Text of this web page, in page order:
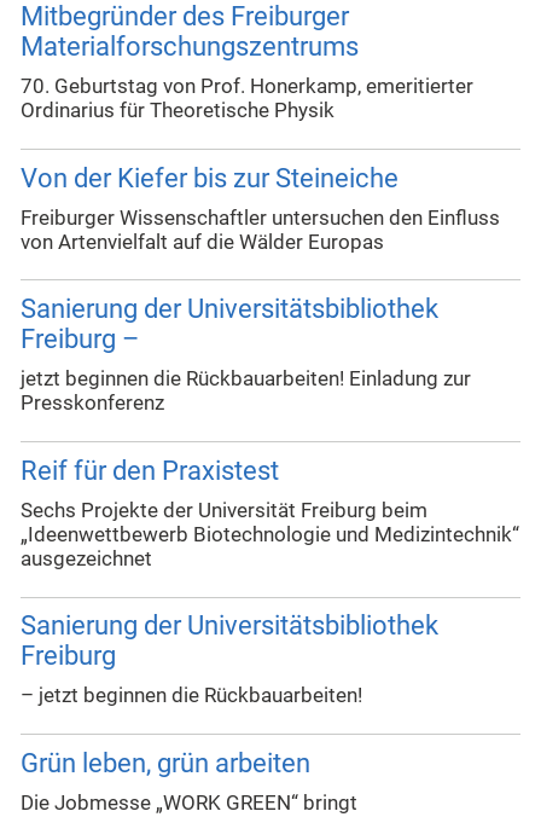
Mitbegründer des Freiburger
Materialforschungszentrums
70. Geburtstag von Prof. Honerkamp, emeritierter
Ordinarius für Theoretische Physik
Von der Kiefer bis zur Steineiche
Freiburger Wissenschaftler untersuchen den Einfluss
von Artenvielfalt auf die Wälder Europas
Sanierung der Universitätsbibliothek
Freiburg –
jetzt beginnen die Rückbauarbeiten! Einladung zur
Presskonferenz
Reif für den Praxistest
Sechs Projekte der Universität Freiburg beim
„Ideenwettbewerb Biotechnologie und Medizintechnik“
ausgezeichnet
Sanierung der Universitätsbibliothek
Freiburg
– jetzt beginnen die Rückbauarbeiten!
Grün leben, grün arbeiten
Die Jobmesse „WORK GREEN“ bringt